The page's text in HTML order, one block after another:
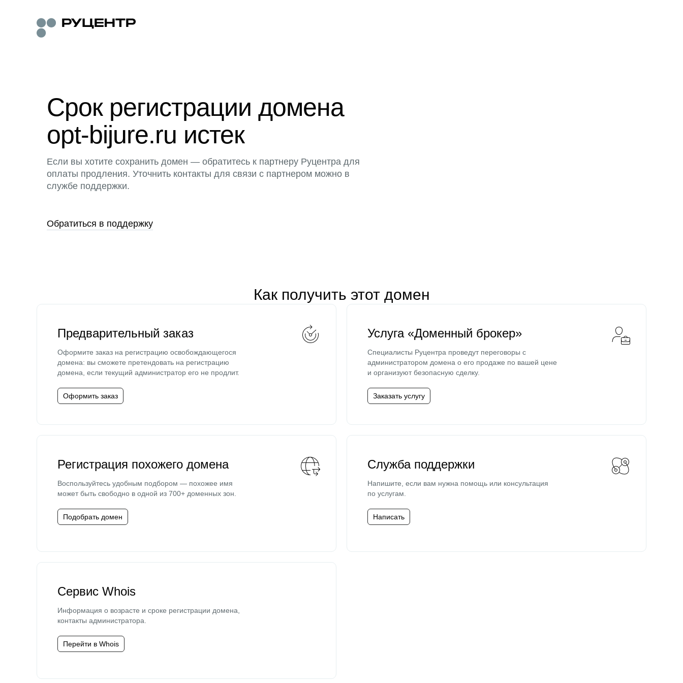
Срок регистрации домена
opt-bijure.ru истек
Если вы хотите сохранить домен — обратитесь к партнеру Руцентра для
оплаты продления. Уточнить контакты для связи с партнером можно в
службе поддержки.
Обратиться в поддержку
Как получить этот домен
Предварительный заказ
Оформите заказ на регистрацию освобождающегося
домена: вы сможете претендовать на регистрацию
домена, если текущий администратор его не продлит.
Оформить заказ
Услуга «Доменный брокер»
Специалисты Руцентра проведут переговоры с
администратором домена о его продаже по вашей цене
и организуют безопасную сделку.
Заказать услугу
Регистрация похожего домена
Воспользуйтесь удобным подбором — похожее имя
может быть свободно в одной из 700+ доменных зон.
Подобрать домен
Служба поддержки
Напишите, если вам нужна помощь или консультация
по услугам.
Написать
Сервис Whois
Информация о возрасте и сроке регистрации домена,
контакты администратора.
Перейти в Whois